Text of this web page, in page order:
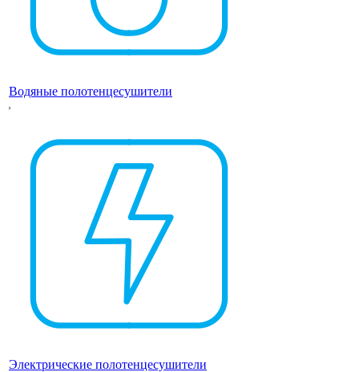
Водяные полотенцесушители
Электрические полотенцесушители